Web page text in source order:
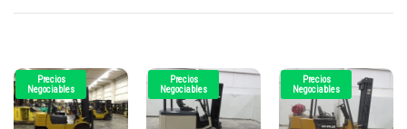
Precios
Negociables
Precios
Negociables
Precios
Negociables